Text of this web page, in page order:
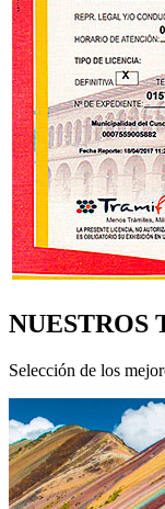
NUESTROS
Selección de los